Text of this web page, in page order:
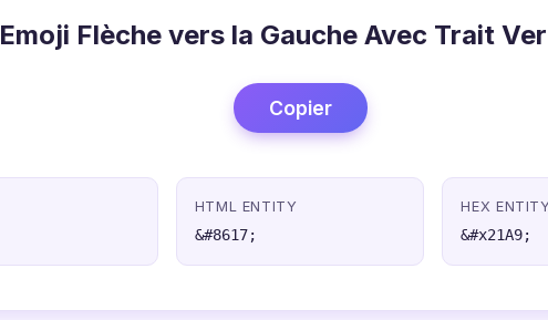
Emoji Flèche vers la Gauche Avec Trait
Copier
HTML ENTITY
&#8617;
HEX
&#x21A9;